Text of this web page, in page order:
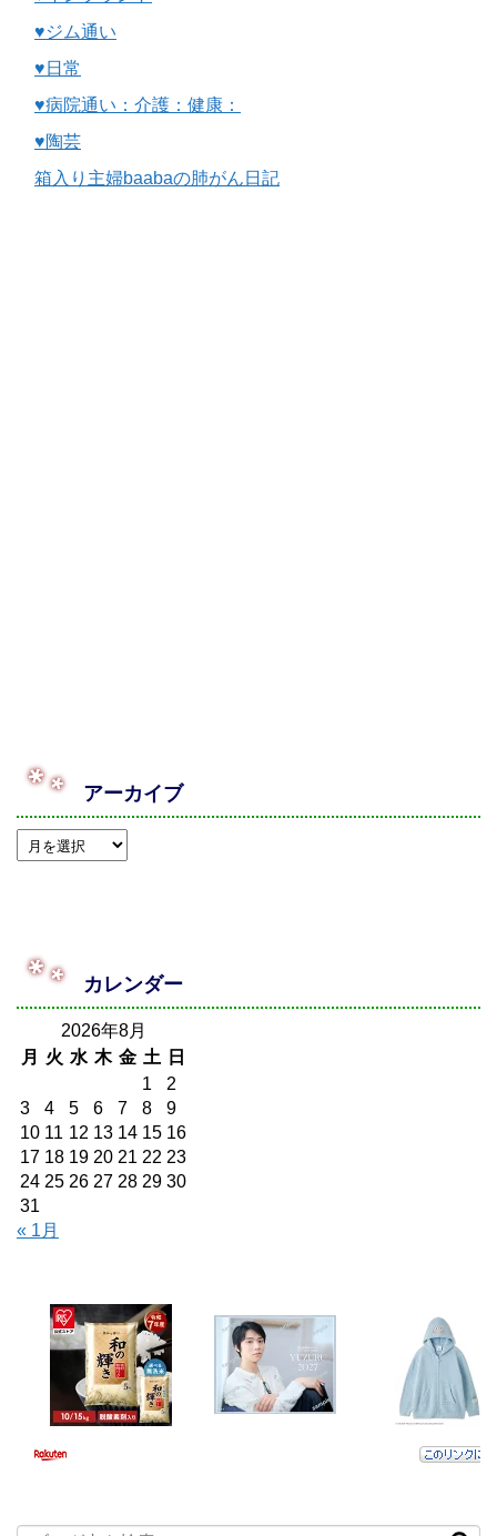
♥ジム通い
♥日常
♥病院通い：介護：健康：
♥陶芸
箱入り主婦baabaの肺がん日記
アーカイブ
カレンダー
2026年8月
月
火 水 木 金 土
日
1
2
3
4 5 6 7 8
9
10 11 12 13 14 15 16
17 18 19 20 21 22 23
24 25 26 27 28 29 30
31
« 1月